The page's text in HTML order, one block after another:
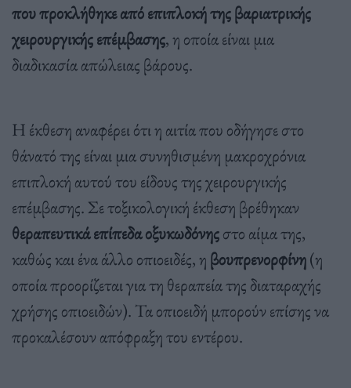
που προκλήθηκε από επιπλοκή της βαριατρικής
χειρουργικής επέμβασης, η οποία είναι μια
διαδικασία απώλειας βάρους.
Η έκθεση αναφέρει ότι η αιτία που οδήγησε στο
θάνατό της είναι μια συνηθισμένη μακροχρόνια
επιπλοκή αυτού του είδους της χειρουργικής
επέμβασης. Σε τοξικολογική έκθεση βρέθηκαν
θεραπευτικά επίπεδα οξυκωδόνηςστο αίμα της,
καθώς και ένα άλλο οπιοειδές, η βουπρενορφίνη(η
οποία προορίζεται για τη θεραπεία της διαταραχής
χρήσης οπιοειδών). Τα οπιοειδή μπορούν επίσης να
προκαλέσουν απόφραξη του εντέρου.